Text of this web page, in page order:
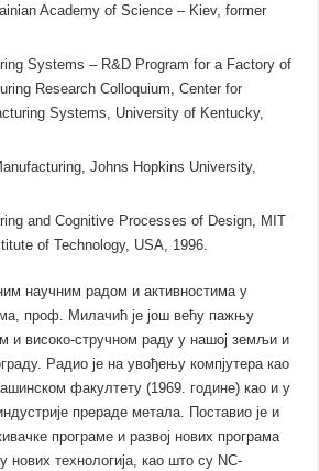
Academy of Science – Kiev, former
Systems – R&D Program for a Factory of
Research Colloquium, Center for
Systems, University of Kentucky,
Johns Hopkins University,
and Cognitive Processes of Design, MIT
of Technology, USA, 1996.
научним радом и активностима у
проф. Милачић је још већу пажњу
и високо-стручном раду у нашој земљи и
Радио је на увођењу компјутера као
факултету (1969. године) као и у
прераде метала. Поставио је и
програме и развој нових програма
нових технологија, као што су NC-